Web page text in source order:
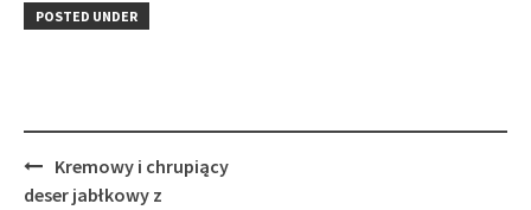
in
new
window)
POSTED UNDER
Post
navigation
Kremowy i chrupiący
deser jabłkowy z